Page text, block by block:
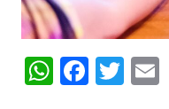
W F T E